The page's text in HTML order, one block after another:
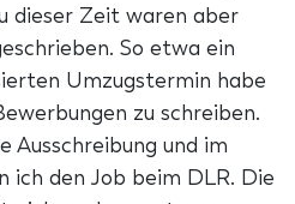
dieser Zeit waren aber
So etwa ein
Umzugstermin habe
zu schreiben.
Ausschreibung und im
ich den Job beim DLR. Die